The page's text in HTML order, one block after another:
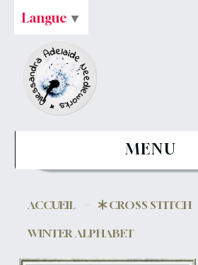
MENU
ACCUEIL CROSS STITCH
WINTER ALPHABET
Langue ▼